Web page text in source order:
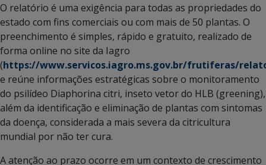
O relatório é uma exigência para todas as propriedades do
estado com fins comerciais ou com mais de 50 plantas. O
preenchimento é simples, rápido e gratuito, realizado de
forma online no site da Iagro
(https://www.servicos.iagro.ms.gov.br/frutiferas/
e reúne informações estratégicas sobre o monitoramento
do psilídeo Diaphorina citri, inseto vetor do HLB (greening),
além da identificação e eliminação de plantas com sintomas
da doença, considerada a mais severa da citricultura
mundial por não ter cura.
A atenção ao prazo ocorre em um contexto de crescimento